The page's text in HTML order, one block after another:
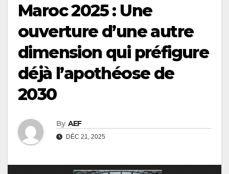
Maroc 2025 : Une
ouverture d’une autre
dimension qui préfigure
déjà l’apothéose de
2030
By AEF
DÉC 21, 2025